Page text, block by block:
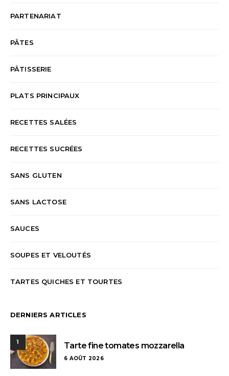
PARTENARIAT
PÂTES
PÂTISSERIE
PLATS PRINCIPAUX
RECETTES SALÉES
RECETTES SUCRÉES
SANS GLUTEN
SANS LACTOSE
SAUCES
SOUPES ET VELOUTÉS
TARTES QUICHES ET TOURTES
DERNIERS ARTICLES
1 Tarte fine tomates mozzarella
6 AOÛT 2026